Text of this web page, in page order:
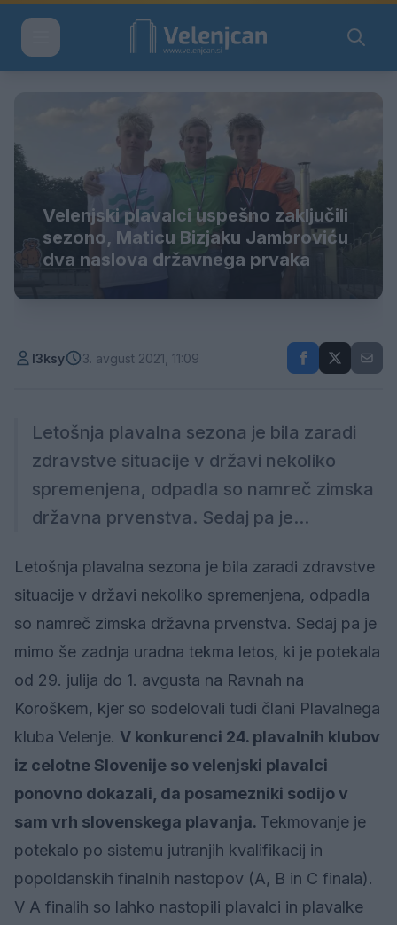
Velenjski plavalci uspešno zaključili
sezono, Maticu Bizjaku Jambroviću
dva naslova državnega prvaka
l3ksy 3. avgust 2021, 11:09
Letošnja plavalna sezona je bila zaradi
zdravstve situacije v državi nekoliko
spremenjena, odpadla so namreč zimska
državna prvenstva. Sedaj pa je...
Letošnja plavalna sezona je bila zaradi zdravstve
situacije v državi nekoliko spremenjena, odpadla
so namreč zimska državna prvenstva. Sedaj pa je
mimo še zadnja uradna tekma letos, ki je potekala
od 29. julija do 1. avgusta na Ravnah na
Koroškem, kjer so sodelovali tudi člani Plavalnega
kluba Velenje. V konkurenci 24. plavalnih klubov
iz celotne Slovenije so velenjski plavalci
ponovno dokazali, da posamezniki sodijo v
sam vrh slovenskega plavanja. Tekmovanje je
potekalo po sistemu jutranjih kvalifikacij in
popoldanskih finalnih nastopov (A, B in C finala).
V A finalih so lahko nastopili plavalci in plavalke